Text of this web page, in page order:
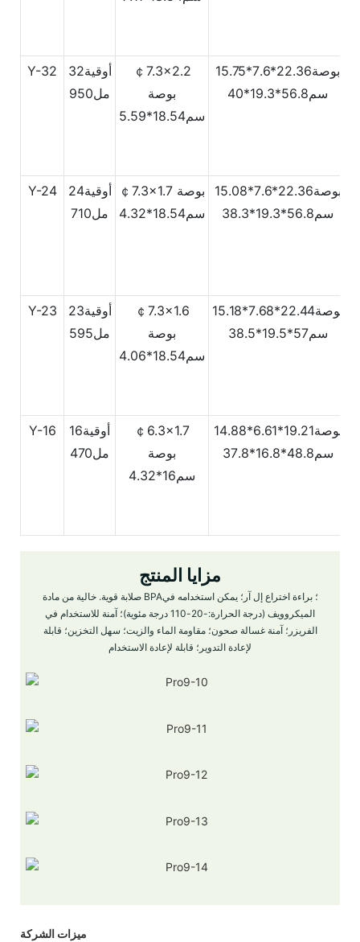
Y-32
أوقية32
مل950
￠7.3x2.2
بوصة
سم18.54*5.59
بوصة22.36*7.6*15.75
سم56.8*19.3*40
Y-24
أوقية24
مل710
￠7.3x1.7 بوصة
سم18.54*4.32
بوصة22.36*7.6*15.08
سم56.8*19.3*38.3
Y-23
أوقية23
مل595
￠7.3x1.6
بوصة
سم18.54*4.06
بوصة22.44*7.68*15.18
سم57*19.5*38.5
Y-16
أوقية16
مل470
￠6.3x1.7
بوصة
سم16*4.32
بوصة19.21*6.61*14.88
سم48.8*16.8*37.8
مزايا المنتج
صلابة قوية. خالية من مادة BPA؛ براءة اختراع إل آر؛ يمكن استخدامه في
الميكروويف (درجة الحرارة:-20-110 درجة مئوية)؛ آمنة للاستخدام في
الفريزر؛ آمنة غسالة صحون؛ مقاومة الماء والزيت؛ سهل التخزين؛ قابلة
لإعادة التدوير؛ قابلة لإعادة الاستخدام
ميزات الشركة